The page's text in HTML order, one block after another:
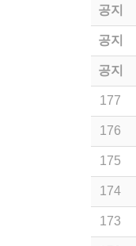
공지
공지
공지
177
176
175
174
173